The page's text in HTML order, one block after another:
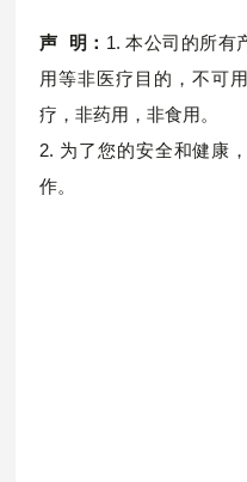
声 明： 1. 本公司的所有
用等非医疗目的，不可
疗，非药用，非食用。
2. 为了您的安全和健康
作。